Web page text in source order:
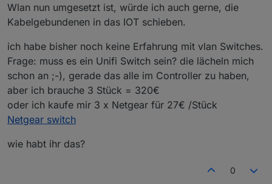
Wlan nun umgesetzt ist, würde ich auch gerne, die
Kabelgebundenen in das IOT schieben.
ich habe bisher noch keine Erfahrung mit vlan Switches.
Frage: muss es ein Unifi Switch sein? die lächeln mich
schon an ;-), gerade das alle im Controller zu haben,
aber ich brauche 3 Stück = 320€
oder ich kaufe mir 3 x Netgear für 27€ /Stück
Netgear switch
wie habt ihr das?
0